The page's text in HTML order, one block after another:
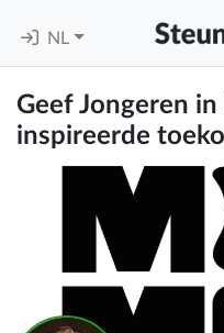
NL
Geef Jongeren
inspireerde